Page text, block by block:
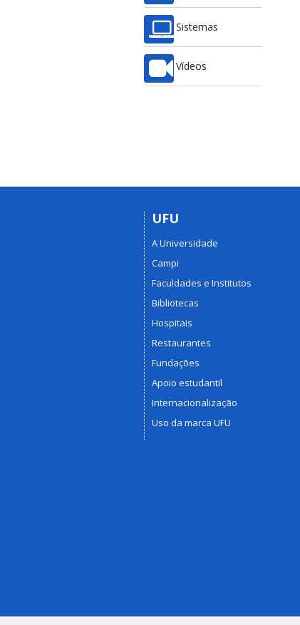
Sistemas
Vídeos
UFU
A Universidade
Campi
Faculdades e Institutos
Bibliotecas
Hospitais
Restaurantes
Fundações
Apoio estudantil
Internacionalização
Uso da marca UFU